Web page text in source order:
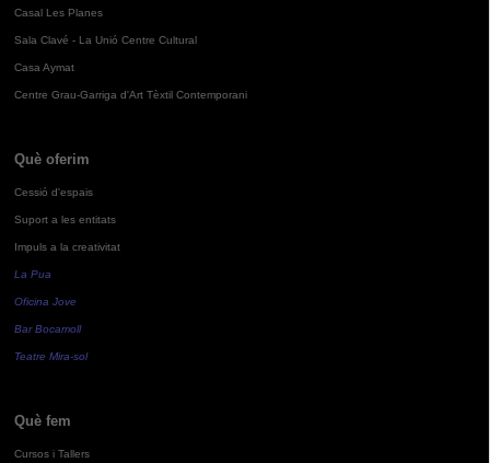
Casal Les Planes
Sala Clavé - La Unió Centre Cultural
Casa Aymat
Centre Grau-Garriga d'Art Tèxtil Contemporani
Què oferim
Cessió d'espais
Suport a les entitats
Impuls a la creativitat
La Pua
Oficina Jove
Bar Bocamoll
Teatre Mira-sol
Què fem
Cursos i Tallers